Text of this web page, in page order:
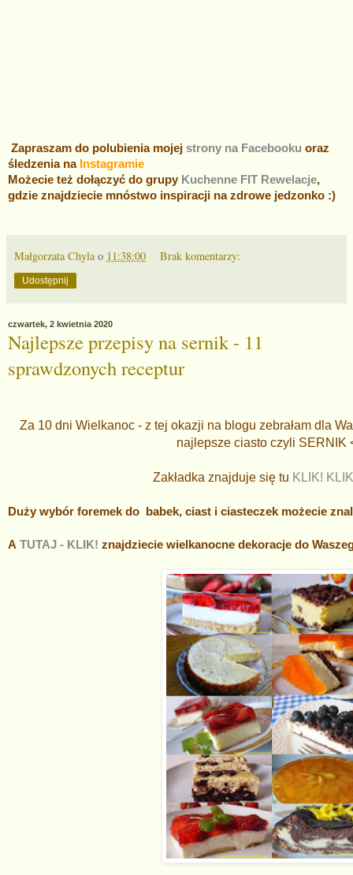
Zapraszam do polubienia mojej strony na Facebooku oraz
śledzenia na Instagramie
Możecie też dołączyć do grupy Kuchenne FIT Rewelacje,
gdzie znajdziecie mnóstwo inspiracji na zdrowe jedzonko :)
Małgorzata Chyla o 11:38:00 Brak komentarzy:
Udostępnij
czwartek, 2 kwietnia 2020
Najlepsze przepisy na sernik - 11
sprawdzonych receptur
Za 10 dni Wielkanoc - z tej okazji na blogu zebrałam dla
najlepsze ciasto czyli SERNIK
Zakładka znajduje się tu KLIK!
Duży wybór foremek do babek, ciast i ciasteczek możecie
A TUTAJ - KLIK! znajdziecie wielkanocne dekoracje do